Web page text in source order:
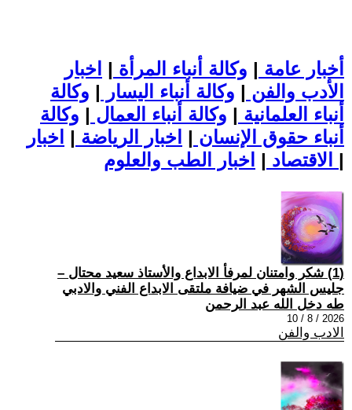
أخبار عامة | وكالة أنباء المرأة | اخبار
الأدب والفن | وكالة أنباء اليسار | وكالة
أنباء العلمانية | وكالة أنباء العمال | وكالة
أنباء حقوق الإنسان | اخبار الرياضة | اخبار
الاقتصاد | |
(1) شكر وامتنان لمرفأ الابداع والأستاذ سعيد محتال –
جليس الشهر في ضيافة ملتقى الابداع الفني والادبي
طه دخل الله عبد الرحمن
2026 / 8 / 10
الادب والفن